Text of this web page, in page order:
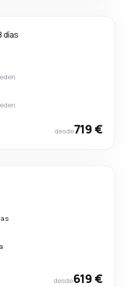
días
desde719 €
desde619 €